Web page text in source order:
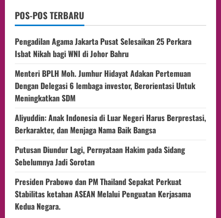
POS-POS TERBARU
Pengadilan Agama Jakarta Pusat Selesaikan 25 Perkara
Isbat Nikah bagi WNI di Johor Bahru
Menteri BPLH Moh. Jumhur Hidayat Adakan Pertemuan
Dengan Delegasi 6 lembaga investor, Berorientasi Untuk
Meningkatkan SDM
Aliyuddin: Anak Indonesia di Luar Negeri Harus Berprestasi,
Berkarakter, dan Menjaga Nama Baik Bangsa
Putusan Diundur Lagi, Pernyataan Hakim pada Sidang
Sebelumnya Jadi Sorotan
Presiden Prabowo dan PM Thailand Sepakat Perkuat
Stabilitas ketahan ASEAN Melalui Penguatan Kerjasama
Kedua Negara.